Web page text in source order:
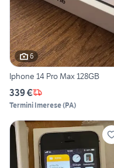
6
Iphone 14 Pro Max 128GB
339 €
Termini Imerese(PA)